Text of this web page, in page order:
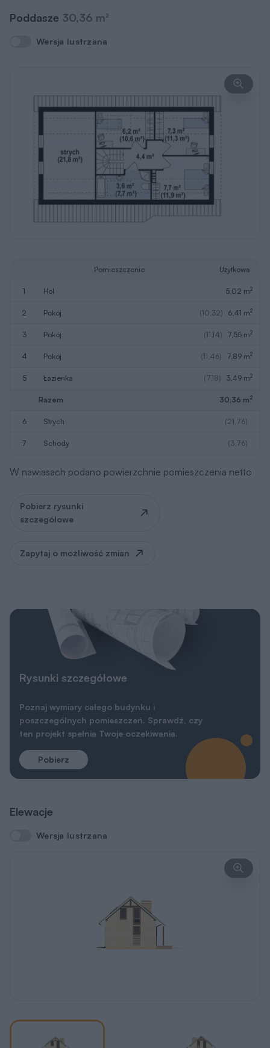
Poddasze 30,36 m2
Wersja lustrzana
Wersja lustrzana
Pomieszczenie Użytkowa
1 hol 5,02 m2
2 pokój (10,32) 6,41 m2
3 pokój (11,14) 7,55 m2
4 pokój (11,46) 7,89 m2
5 łazienka (7,18) 3,49 m2
Razem 30,36 m2
6 strych (21,76)
7 schody (3,76)
W nawiasach podano powierzchnie pomieszczenia netto
Pobierz rysunki
szczegółowe
Zapytaj o możliwość zmian
Rysunki szczegółowe
Poznaj wymiary całego budynku i
poszczególnych pomieszczeń. Sprawdź, czy
ten projekt spełnia Twoje oczekiwania.
Pobierz
Elewacje
Wersja lustrzana
Wersja lustrzana